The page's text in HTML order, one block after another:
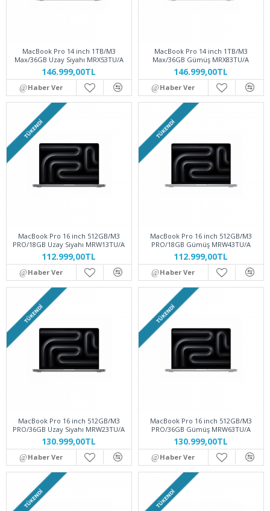
MacBook Pro 14 inch 1TB/M3
Max/36GB Uzay Siyahı MRX53TU/A
146.999,00TL
Haber Ver
MacBook Pro 14 inch 1TB/M3
Max/36GB Gümüş MRX83TU/A
146.999,00TL
Haber Ver
TÜKENDI
MacBook Pro 16 inch 512GB/M3
PRO/18GB Uzay Siyahı MRW13TU/A
112.999,00TL
Haber Ver
TÜKENDI
MacBook Pro 16 inch 512GB/M3
PRO/18GB Gümüş MRW43TU/A
112.999,00TL
Haber Ver
TÜKENDI
MacBook Pro 16 inch 512GB/M3
PRO/36GB Uzay Siyahı MRW23TU/A
130.999,00TL
Haber Ver
TÜKENDI
MacBook Pro 16 inch 512GB/M3
PRO/36GB Gümüş MRW63TU/A
130.999,00TL
Haber Ver
TÜKENDI TÜKENDI